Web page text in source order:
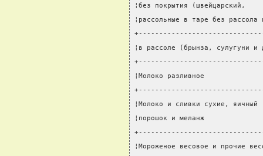
¦без покрытия
¦рассольные в таре без
¦в рассоле (брынза,
¦Молоко разливное
¦Молоко и сливки сухие,
¦порошок и меланж
¦Мороженое весовое и